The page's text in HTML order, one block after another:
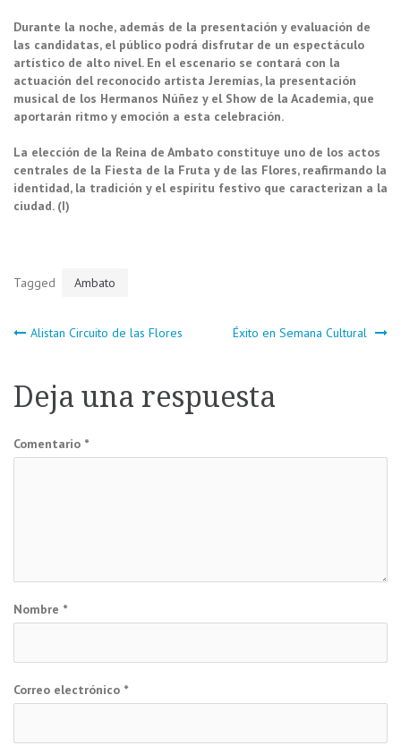
Durante la noche, además de la presentación y evaluación de
las candidatas, el público podrá disfrutar de un espectáculo
artístico de alto nivel. En el escenario se contará con la
actuación del reconocido artista Jeremías, la presentación
musical de los Hermanos Núñez y el Show de la Academia, que
aportarán ritmo y emoción a esta celebración.
La elección de la Reina de Ambato constituye uno de los actos
centrales de la Fiesta de la Fruta y de las Flores, reafirmando la
identidad, la tradición y el espíritu festivo que caracterizan a la
ciudad. (I)
Tagged Ambato
Navegación
de
entradas
Alistan Circuito de las Flores Éxito en Semana Cultural
Deja una respuesta
Comentario *
Nombre *
Correo electrónico *